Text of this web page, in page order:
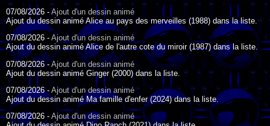
07/08/2026 - Ajout d'un dessin animé
Ajout du dessin animé Alice au pays des merveilles (1988) dans la liste.
07/08/2026 - Ajout d'un dessin animé
Ajout du dessin animé Alice de l'autre cote du miroir (1987) dans la liste.
07/08/2026 -Ajout d'un dessin animé
Ajout du dessin animé Ginger (2000) dans la liste.
07/08/2026 - Ajout d'un dessin animé
Ajout du dessin animé Ma famille d'enfer (2024) dans la liste.
07/08/2026 - Ajout d'un dessin animé